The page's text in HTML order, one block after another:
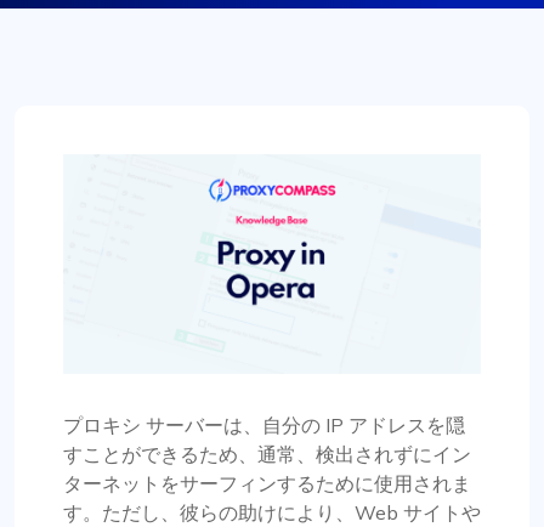
プロキシ サーバーは、自分の IP アドレスを隠
すことができるため、通常、検出されずにイン
ターネットをサーフィンするために使用されま
す。ただし、彼らの助けにより、Web サイトや